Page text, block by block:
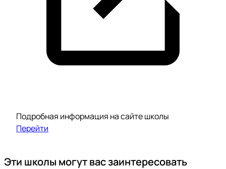
Подробная информация на сайте школы
Перейти
Эти школы могут вас заинтересовать